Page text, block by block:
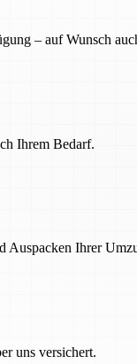
– auf Wunsch
Ihrem Bedarf.
Auspacken Ihrer
uns versichert.